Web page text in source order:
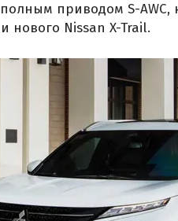
приводом S-AWC,
нового Nissan X-Trail.